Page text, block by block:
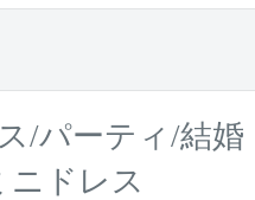
/パーティ/結婚
ドレス